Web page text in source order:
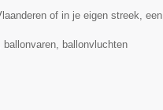
of in je eigen streek, een
ballonvluchten